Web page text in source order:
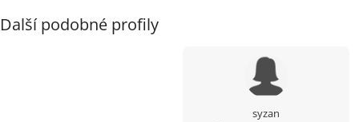
Další podobné profily
syzan